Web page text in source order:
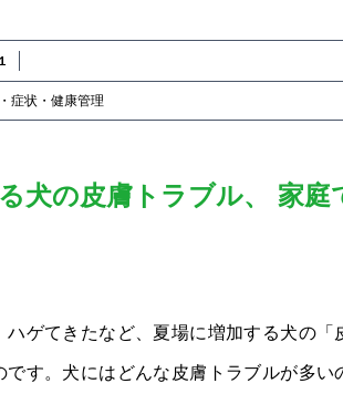
症状・健康管理
犬の皮膚トラブル、 家
ハゲてきたなど、夏場に増加する犬の
です。犬にはどんな皮膚トラブルが多